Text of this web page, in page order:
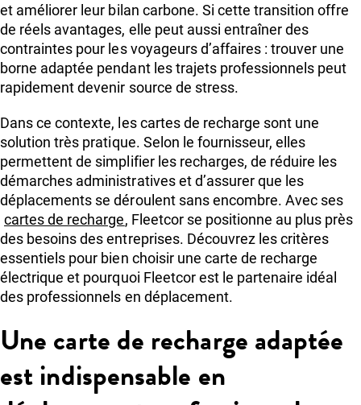
et améliorer leur bilan carbone. Si cette transition offre
de réels avantages, elle peut aussi entraîner des
contraintes pour les voyageurs d’affaires : trouver une
borne adaptée pendant les trajets professionnels peut
rapidement devenir source de stress.
Dans ce contexte, les cartes de recharge sont une
solution très pratique. Selon le fournisseur, elles
permettent de simplifier les recharges, de réduire les
démarches administratives et d’assurer que les
déplacements se déroulent sans encombre. Avec ses
cartes de recharge, Fleetcor se positionne au plus près
des besoins des entreprises. Découvrez les critères
essentiels pour bien choisir une carte de recharge
électrique et pourquoi Fleetcor est le partenaire idéal
des professionnels en déplacement.
Une carte de recharge adaptée
est indispensable en